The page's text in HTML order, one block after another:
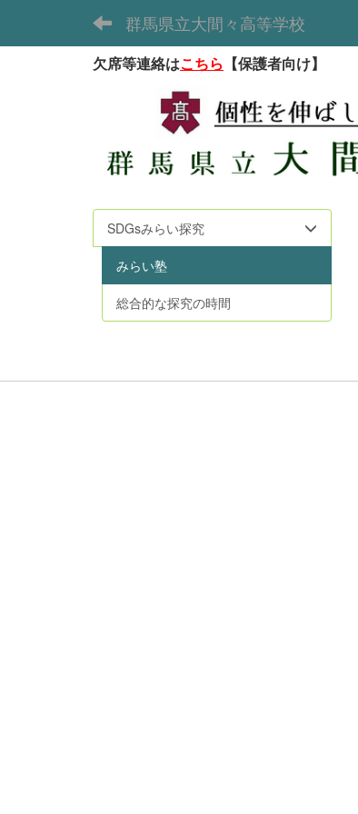
群馬県立大間々高等学校
欠席等連絡はこちら 【保護者向け】
SDGsみらい探究
みらい塾
総合的な探究の時間